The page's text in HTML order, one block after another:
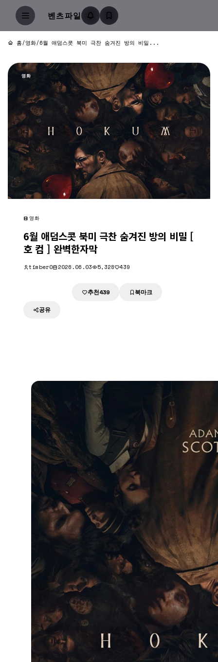
벤츠파일
홈/영화/6월 애덤스콧 북미 극찬 숨겨진 방의 비밀...
영화
영화
6월 애덤스콧 북미 극찬 숨겨진 방의 비밀 [
호 컴 ] 완벽한자막
timber0 2026.06.03 5,328 439
추천439 북마크
공유